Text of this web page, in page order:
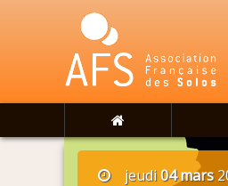
jeudi04 mars